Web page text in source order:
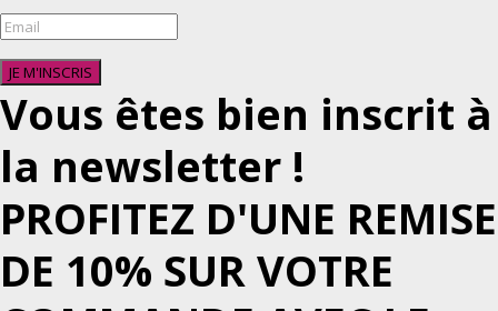
JE M'INSCRIS
Vous êtes bien inscrit à
la newsletter !
PROFITEZ D'UNE REMISE
DE 10% SUR VOTRE